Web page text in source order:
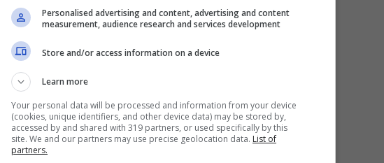
governo Draghi, Andrea Costa, in un’intervista a
sia il tema delle mascherine al chiuso e sia
Personalised advertising and content, advertising and content
measurement, audience research and services development
Store and/or access information on a device
Learn more
Your personal data will be processed and information from your device
(cookies, unique identifiers, and other device data) may be stored by,
accessed by and shared with 319 partners, or used specifically by this
site. We and our partners may use precise geolocation data. List of
partners.